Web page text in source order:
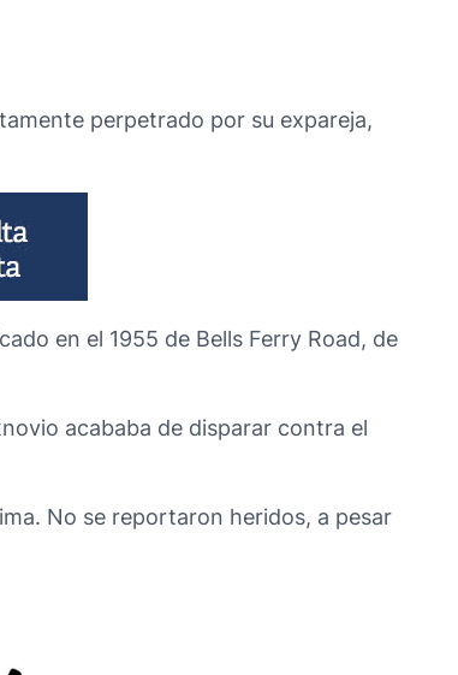
perpetrado por su expareja,
en el 1955 de Bells Ferry Road, de
acababa de disparar contra el
No se reportaron heridos, a pesar